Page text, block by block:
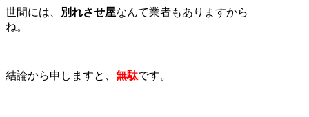
世間には、 別れさせ屋なんて業者もありますから
ね。
結論から申しますと、 無駄です。